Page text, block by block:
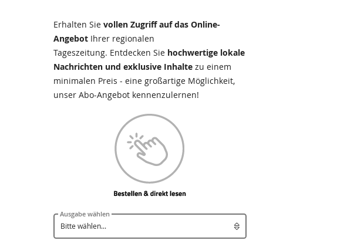
Erhalten Sie vollen Zugriff auf das Online-
AngebotIhrer regionalen
Tageszeitung. Entdecken Sie hochwertige lokale
Nachrichten und exklusive Inhaltezu einem
minimalen Preis - eine großartige Möglichkeit,
unser Abo-Angebot kennenzulernen!
Ausgabe wählen